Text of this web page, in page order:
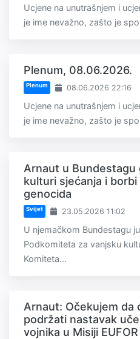
Ucjene na unutrašnjem i
je ime nevažno, zašto je
Plenum, 08.06.2026.
Plenum 08.06.2026 22:16
Ucjene na unutrašnjem i
je ime nevažno, zašto je
Arnaut u Bundestagu
kulturi sjećanja i
genocida
Svijet 23.05.2026 11:02
U njemačkom Bundestagu
Podkomiteta za vanjsku
Komiteta...
Arnaut: Očekujem da
podržati nastavak
vojnika u Misiji